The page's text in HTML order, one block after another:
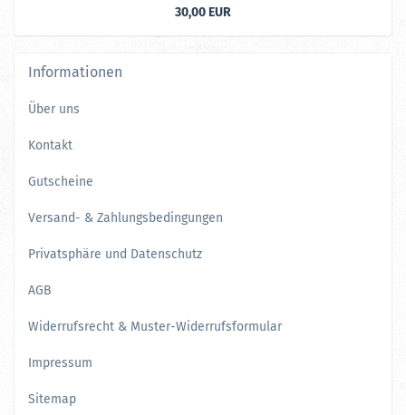
30,00 EUR
Informationen
Über uns
Kontakt
Gutscheine
Versand- & Zahlungsbedingungen
Privatsphäre und Datenschutz
AGB
Widerrufsrecht & Muster-Widerrufsformular
Impressum
Sitemap